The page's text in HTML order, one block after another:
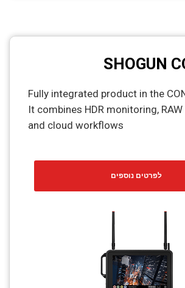
SHOGUN
Fully integrated product in the
It combines HDR monitoring,
and cloud workflows
לפרטים נוספים